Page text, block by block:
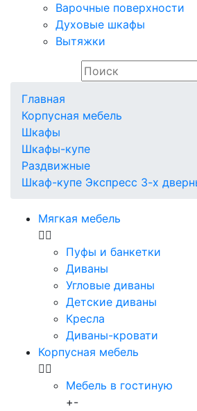
Варочные поверхности
Духовые шкафы
Вытяжки
Главная
Корпусная мебель
Шкафы
Шкафы-купе
Раздвижные
Шкаф-купе Экспресс 3-х
Мягкая мебель
Пуфы и банкетки
Диваны
Угловые диваны
Детские диваны
Кресла
Диваны-кровати
Корпусная мебель
Мебель в гостиную
+-